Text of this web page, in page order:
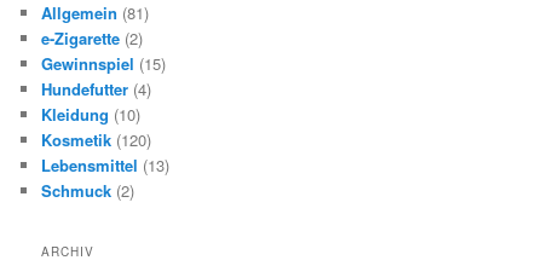
Allgemein (81)
e-Zigarette (2)
Gewinnspiel (15)
Hundefutter (4)
Kleidung (10)
Kosmetik (120)
Lebensmittel (13)
Schmuck (2)
ARCHIV